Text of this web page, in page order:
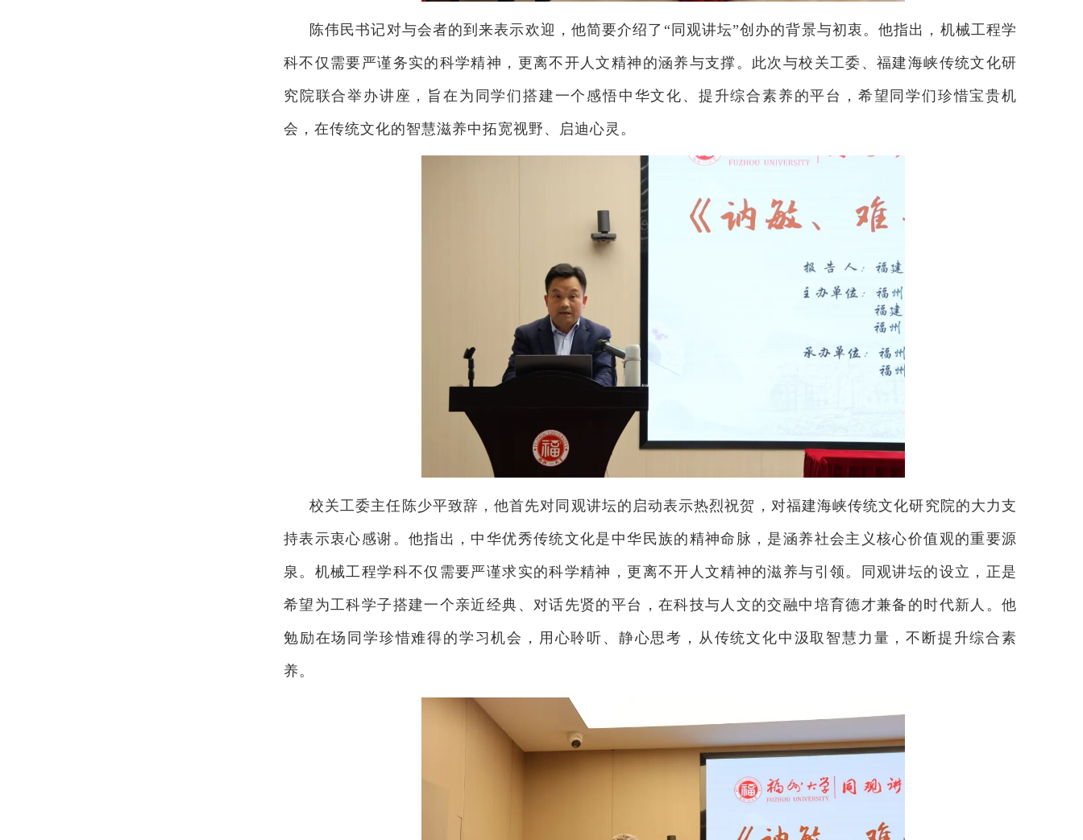
陈伟民书记对与会者的到来表示欢迎，他简要介绍了“同观讲坛”创办的背景与初衷。他指出，机械工程学
科不仅需要严谨务实的科学精神，更离不开人文精神的涵养与支撑。此次与校关工委、福建海峡传统文化研
究院联合举办讲座，旨在为同学们搭建一个感悟中华文化、提升综合素养的平台，希望同学们珍惜宝贵机
会，在传统文化的智慧滋养中拓宽视野、启迪心灵。
校关工委主任陈少平致辞，他首先对同观讲坛的启动表示热烈祝贺，对福建海峡传统文化研究院的大力支
持表示衷心感谢。他指出，中华优秀传统文化是中华民族的精神命脉，是涵养社会主义核心价值观的重要源
泉。机械工程学科不仅需要严谨求实的科学精神，更离不开人文精神的滋养与引领。同观讲坛的设立，正是
希望为工科学子搭建一个亲近经典、对话先贤的平台，在科技与人文的交融中培育德才兼备的时代新人。他
勉励在场同学珍惜难得的学习机会，用心聆听、静心思考，从传统文化中汲取智慧力量，不断提升综合素
养。